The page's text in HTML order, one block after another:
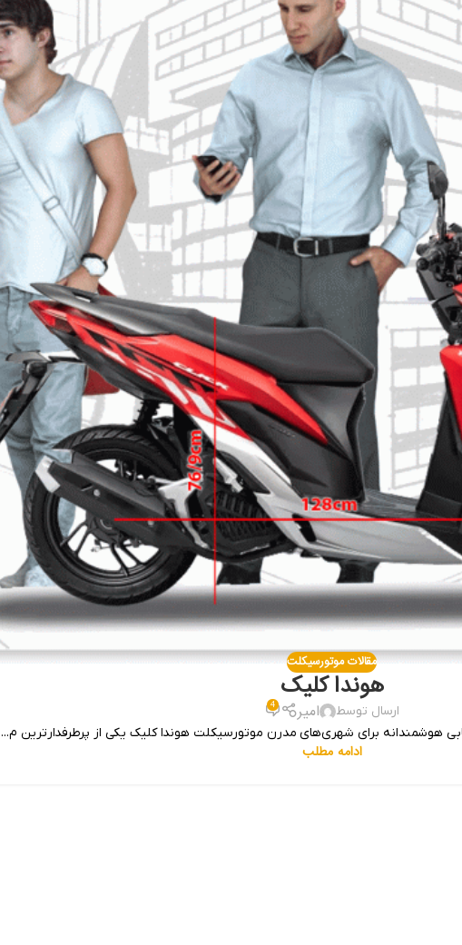
مقالات موتورسیکلت
هوندا کلیک
ارسال توسط امیر 4
هوشمندانه برای شهری‌های مدرن موتورسیکلت هوندا کلیک یکی از پرطرفدارترین م...
ادامه مطلب